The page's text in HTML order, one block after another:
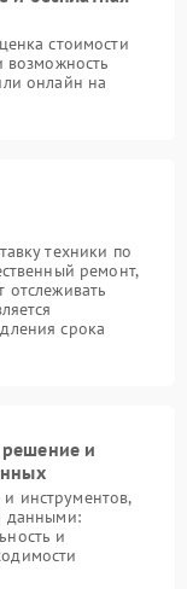
стоимости
возможность
онлайн на
техники по
ремонт,
срока
и
инструментов,
данными:
и